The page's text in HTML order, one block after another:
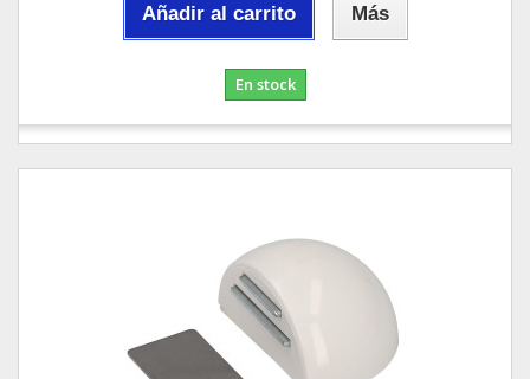
Añadir al carrito Más
En stock